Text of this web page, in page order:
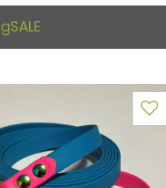
SALE